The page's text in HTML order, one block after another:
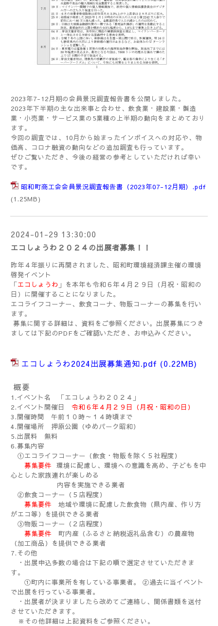
2023年7-12月期の会員景況調査報告書を公開しました。
2023年下半期の主な出来事と合わせ、飲食業・建設業・製造
業・小売業・サービス業の5業種の上半期の動向をまとめており
ます。
今回の調査では、10月から始まったインボイスへの対応や、物
価高、コロナ融資の動向などの追加調査も行っています。
ぜひご覧いただき、今後の経営の参考としていただければ幸い
です。
昭和町商工会会員景況調査報告書（2023年07-12月期）.pdf
(1.25MB)
2024-01-29 13:30:00
エコしょうわ２０２４の出展者募集！！
昨年４年振りに再開されました、昭和町環境経済課主催の環境
啓発イベント
「エコしょうわ 」を本年も令和６年４月２９日（月祝・昭和の
日）に開催することになりました。
エコライフコーナー、飲食コーナ、物販コーナーの募集を行い
ます。
募集に関する詳細は、資料をご参照ください。出展募集につき
ましては下記のPDFをご確認いただき、お申込みください。
エコしょうわ2024出展募集通知.pdf (0.22MB)
概要
1.イベント名 「エコしょうわ２０２４」
2.イベント開催日 令和６年４月２９日（月祝・昭和の日）
3.開催時間 午前１０時～１４時頃まで
4.開催場所 押原公園（ゆめパーク昭和）
5.出展料 無料
6.募集内容
①エコライフコーナー（飲食・物販を除く５社程度）
募集要件 環境に配慮し、環境への意識を高め、子どもを中
心とした家族連れが楽しめる
内容を実施できる業者
②飲食コーナー（５店程度）
募集要件 地域や環境に配慮した飲食物（県内産、作り方
がエコ等）を提供できる業者
③物販コーナー（２店程度）
募集要件 町内産（ふるさと納税返礼品含む）の農産物
（加工商品）を提供できる業者
7.その他
・出展申込多数の場合は下記の順で選定させていただきま
す。
①町内に事業所を有している事業者。 ②過去に当イベント
で出展を行っている事業者。
・出展者が決まりましたら改めてご連絡し、関係書類を送付
させていただきます。
※その他詳細は上記資料をご参照ください。